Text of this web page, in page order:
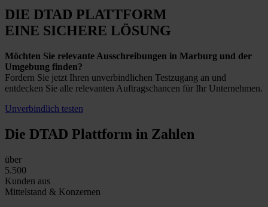
DIE DTAD PLATTFORM
EINE SICHERE LÖSUNG
Möchten Sie relevante Ausschreibungen in Marburg und der
Umgebung finden?
Fordern Sie jetzt Ihren unverbindlichen Testzugang an und
entdecken Sie alle relevanten Auftragschancen für Ihr Unternehmen.
Unverbindlich testen
Die DTAD Plattform in Zahlen
über
5.500
Kunden aus
Mittelstand & Konzernen